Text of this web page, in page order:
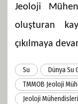
Jeoloji
oluşturan
çıkılmaya
Su
Dünya Su
TMMOB Jeoloji
Jeoloji